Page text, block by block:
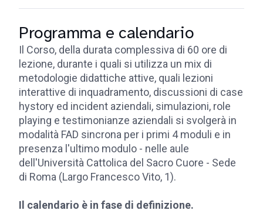
Programma e calendario
Il Corso, della durata complessiva di 60 ore di
lezione, durante i quali si utilizza un mix di
metodologie didattiche attive, quali lezioni
interattive di inquadramento, discussioni di case
hystory ed incident aziendali, simulazioni, role
playing e testimonianze aziendali si svolgerà in
modalità FAD sincrona per i primi 4 moduli e in
presenza l'ultimo modulo - nelle aule
dell'Università Cattolica del Sacro Cuore - Sede
di Roma (Largo Francesco Vito, 1).
Il calendario è in fase di definizione.